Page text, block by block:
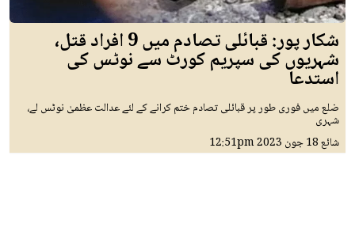
شکار پور: قبائلی تصادم میں 9 افراد قتل،
شہریوں کی سپریم کورٹ سے نوٹس کی
استدعا
ضلع میں فوری طور پر قبائلی تصادم ختم کرانے کے لئے عدالت عظمیٰ نوٹس لے،
شہری
شائع18 جون 2023 12:51pm